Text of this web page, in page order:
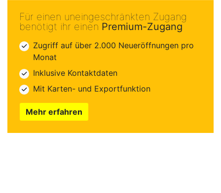
Für einen uneingeschränkten Zugang
benötigt ihr einen Premium-Zugang
Zugriff auf über 2.000 Neueröffnungen pro
Monat
Inklusive Kontaktdaten
Mit Karten- und Exportfunktion
Mehr erfahren